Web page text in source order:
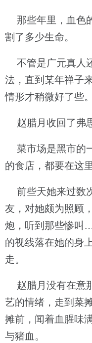
那些年里，血色
割了多少生命。
不管是广元真人
法，直到某年禅子
情形才稍微好了些。
赵腊月收回了弗
菜市场是黑市的
的食店，都要在这
前些天她来过数
友，对她颇为照顾
炮，听到那些惨叫
的视线落在她的身
走。
赵腊月没有在意
艺的情绪，走到菜
摊前，闻着血腥味
与猪血。